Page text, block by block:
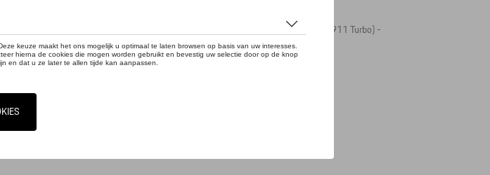
uit: - Brandweerauto (vorm van Porsche Cayenne) - Politieauto (vorm van Porsche 911 Turbo) -
voor de houten voertuigen